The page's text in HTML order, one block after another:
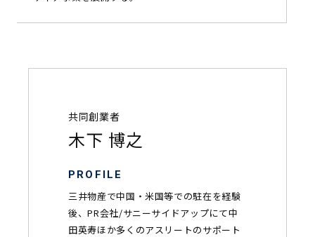
共同創業者
木下 博之
PROFILE
三井物産で中国・米国等での駐在を経験
後、PR会社/サニーサイドアップにて中
田英寿ほか多くのアスリートのサポート